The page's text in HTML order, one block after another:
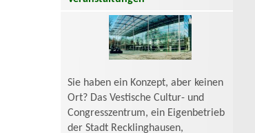
Sie haben ein Konzept, aber keinen
Ort? Das Vestische Cultur- und
Congresszentrum, ein Eigenbetrieb
der Stadt Recklinghausen,